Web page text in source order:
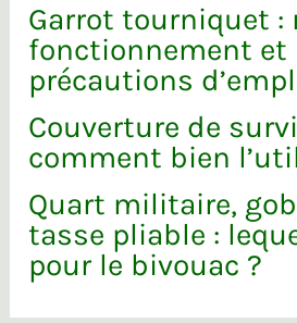
Garrot tourniquet :
fonctionnement et
précautions
Couverture de
comment bien
Quart militaire,
tasse pliable :
pour le bivouac ?